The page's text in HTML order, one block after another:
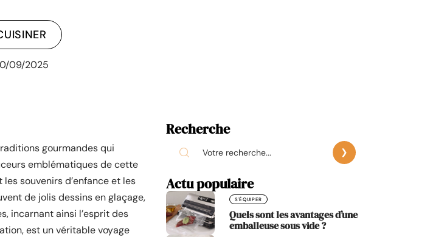
09/2025
gourmandes qui
emblématiques de cette
souvenirs d’enfance et les
de jolis dessins en glaçage,
incarnant ainsi l’esprit des
est un véritable voyage
Recherche
Actu populaire
S'ÉQUIPER
Quels sont les avantages d’une
emballeuse sous vide ?